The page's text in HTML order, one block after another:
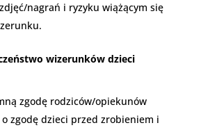
nagrań i ryzyku wiążącym się
wizerunków dzieci
zgodę rodziców/opiekunów
zgodę dzieci przed zrobieniem i